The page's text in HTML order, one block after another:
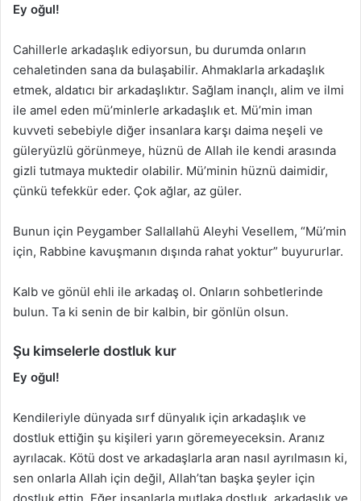
Ey oğul!
Cahillerle arkadaşlık ediyorsun, bu durumda onların
cehaletinden sana da bulaşabilir. Ahmaklarla arkadaşlık
etmek, aldatıcı bir arkadaşlıktır. Sağlam inançlı, alim ve ilmi
ile amel eden mü’minlerle arkadaşlık et. Mü’min iman
kuvveti sebebiyle diğer insanlara karşı daima neşeli ve
güleryüzlü görünmeye, hüznü de Allah ile kendi arasında
gizli tutmaya muktedir olabilir. Mü’minin hüznü daimidir,
çünkü tefekkür eder. Çok ağlar, az güler.
Bunun için Peygamber Sallallahü Aleyhi Vesellem, “Mü’min
için, Rabbine kavuşmanın dışında rahat yoktur” buyururlar.
Kalb ve gönül ehli ile arkadaş ol. Onların sohbetlerinde
bulun. Ta ki senin de bir kalbin, bir gönlün olsun.
Şu kimselerle dostluk kur
Ey oğul!
Kendileriyle dünyada sırf dünyalık için arkadaşlık ve
dostluk ettiğin şu kişileri yarın göremeyeceksin. Aranız
ayrılacak. Kötü dost ve arkadaşlarla aran nasıl ayrılmasın ki,
sen onlarla Allah için değil, Allah’tan başka şeyler için